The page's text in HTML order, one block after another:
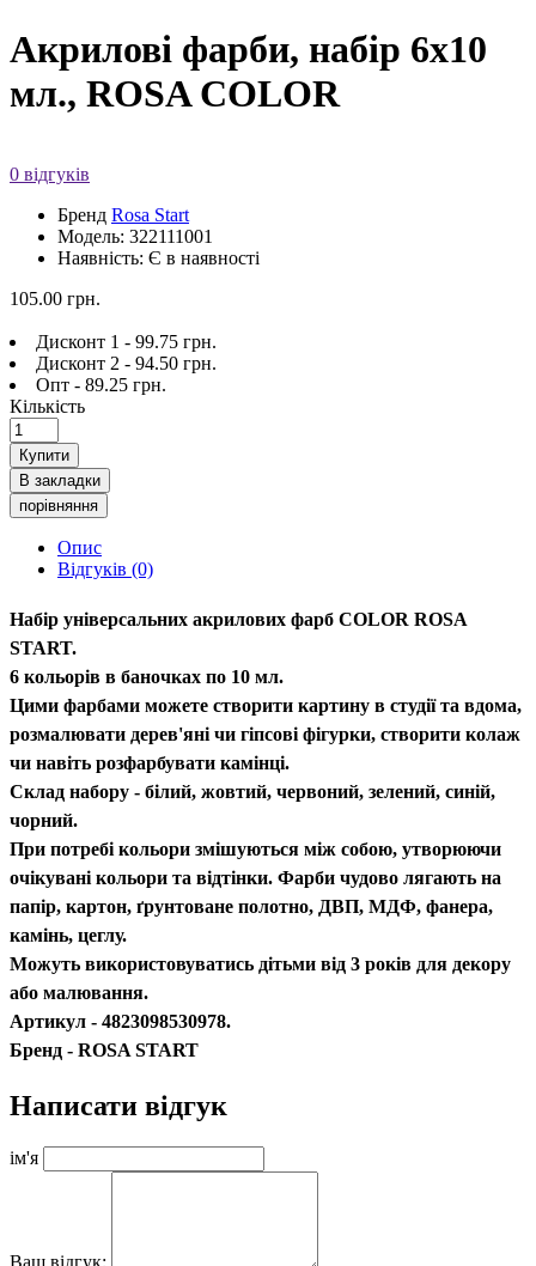
Акрилові фарби, набір 6x10
мл., ROSA COLOR
0 відгуків
Бренд Rosa Start
Модель: 322111001
Наявність: Є в наявності
105.00 грн.
Дисконт 1 - 99.75 грн.
Дисконт 2 - 94.50 грн.
Опт - 89.25 грн.
Кількість
Купити
В закладки
порівняння
Опис
Відгуків (0)
Набір універсальних акрилових фарб COLOR ROSA
START.
6 кольорів в баночках по 10 мл.
Цими фарбами можете створити картину в студії та вдома,
розмалювати дерев'яні чи гіпсові фігурки, створити колаж
чи навіть розфарбувати камінці.
Склад набору - білий, жовтий, червоний, зелений, синій,
чорний.
При потребі кольори змішуються між собою, утворюючи
очікувані кольори та відтінки. Фарби чудово лягають на
папір, картон, ґрунтоване полотно, ДВП, МДФ, фанера,
камінь, цеглу.
Можуть використовуватись дітьми від 3 років для декору
або малювання.
Артикул - 4823098530978.
Бренд - ROSA START
Написати відгук
ім'я